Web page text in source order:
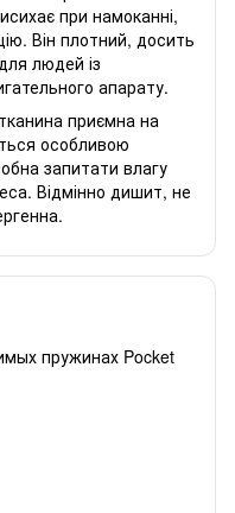
при намоканні,
Він плотний, досить
людей із
апарату.
приємна на
особливою
запитати влагу
Відмінно дишит, не
пружинах Pocket